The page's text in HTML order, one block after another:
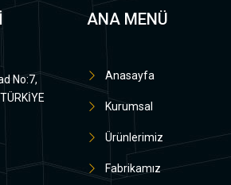
No:7,
ANA MENÜ
Anasayfa
Kurumsal
Ürünlerimiz
Fabrikamız